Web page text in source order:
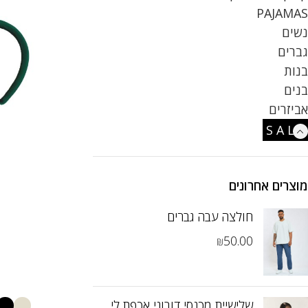
PAJAMAS
נשים
גברים
בנות
בנים
אביזרים
S A L E
מוצרים אחרונים
חולצה עבה גברים
₪50.00